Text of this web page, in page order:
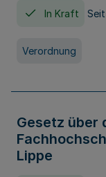
In Kraft
Verordnung
Gesetz über
Lippe